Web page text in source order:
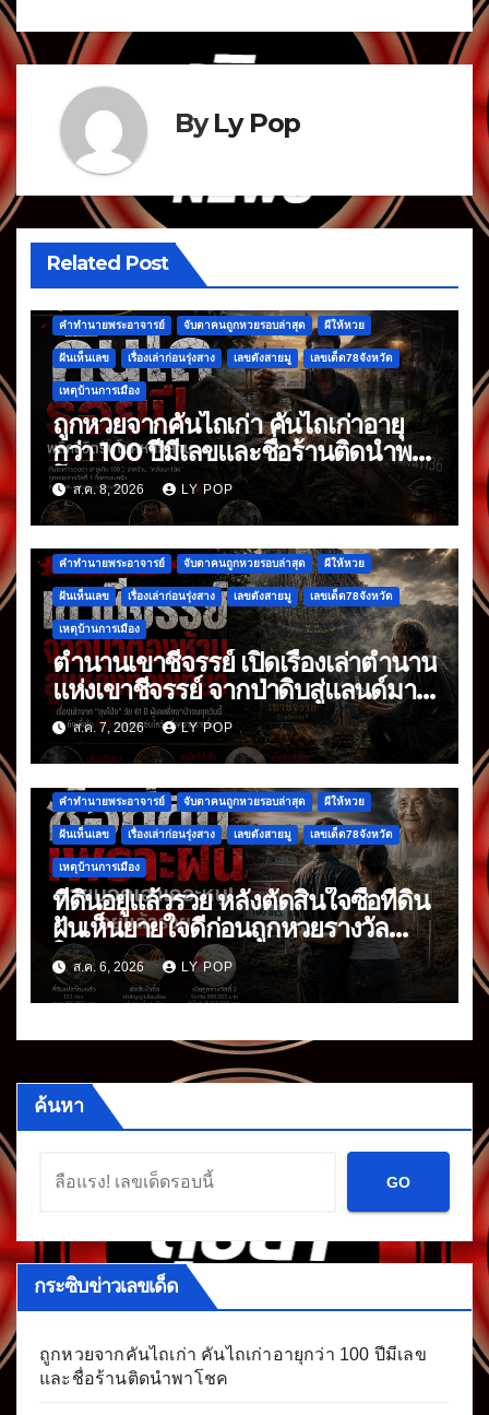
ByLy Pop
Related Post
คำทำนายพระอาจารย์ จับตาคนถูกหวยรอบล่าสุด ผีให้หวย
ฝันเห็นเลข เรื่องเล่าก่อนรุ่งสาง เลขดังสายมู เลขเด็ด78จังหวัด
เหตุบ้านการเมือง
ถูกหวยจากคันไถเก่า คันไถเก่าอายุ
กว่า 100 ปีมีเลขและชื่อร้านติดนำพา
โชค
ส.ค. 8, 2026 LY POP
คำทำนายพระอาจารย์ จับตาคนถูกหวยรอบล่าสุด ผีให้หวย
ฝันเห็นเลข เรื่องเล่าก่อนรุ่งสาง เลขดังสายมู เลขเด็ด78จังหวัด
เหตุบ้านการเมือง
ตำนานเขาชีจรรย์ เปิดเรื่องเล่าตำนาน
แห่งเขาชีจรรย์ จากป่าดิบสู่แลนด์มาร์
กดัง
ส.ค. 7, 2026 LY POP
คำทำนายพระอาจารย์ จับตาคนถูกหวยรอบล่าสุด ผีให้หวย
ฝันเห็นเลข เรื่องเล่าก่อนรุ่งสาง เลขดังสายมู เลขเด็ด78จังหวัด
เหตุบ้านการเมือง
ที่ดินอยู่แล้วรวย หลังตัดสินใจซื้อที่ดิน
ฝันเห็นยายใจดีก่อนถูกหวยรางวัล
ใหญ่
ส.ค. 6, 2026 LY POP
ค้นหา
GO
กระซิบข่าวเลขเด็ด
ถูกหวยจากคันไถเก่า คันไถเก่าอายุกว่า 100 ปีมีเลข
และชื่อร้านติดนำพาโชค